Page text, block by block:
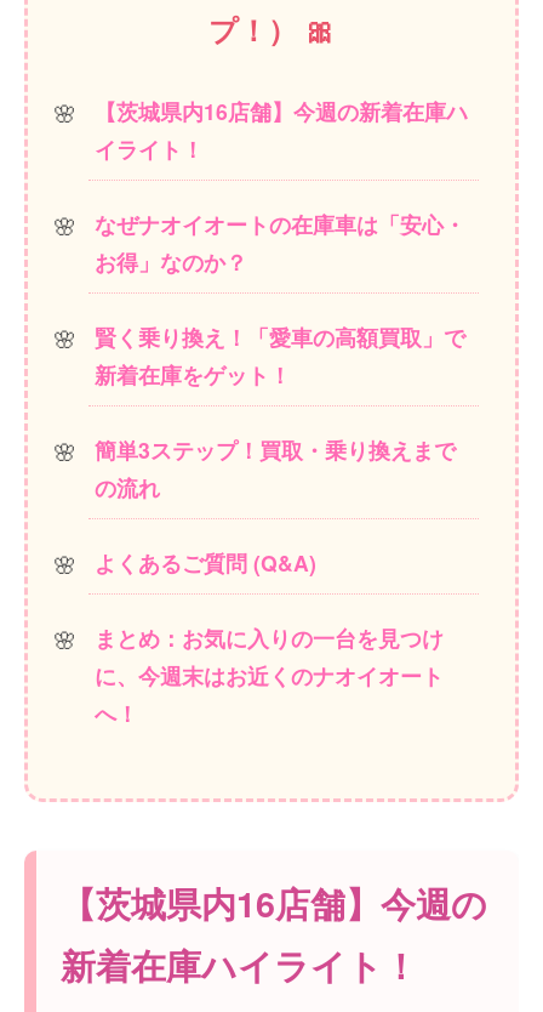
プ！）
【茨城県内16店舗】今週の新着在庫ハ
イライト！
なぜナオイオートの在庫車は「安心・
お得」なのか？
賢く乗り換え！「愛車の高額買取」で
新着在庫をゲット！
簡単3ステップ！買取・乗り換えまで
の流れ
よくあるご質問 (Q&A)
まとめ：お気に入りの一台を見つけ
に、今週末はお近くのナオイオート
へ！
【茨城県内16店舗】今週の
新着在庫ハイライト！